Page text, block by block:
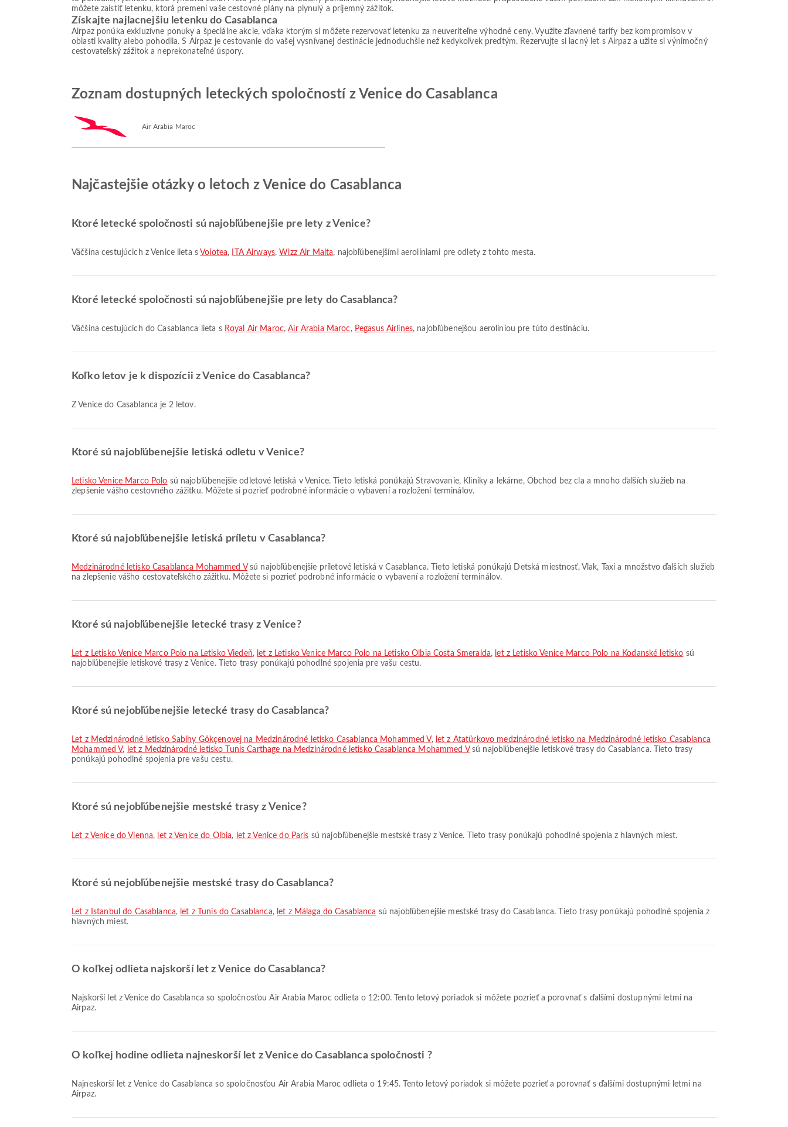
môžete zaistiť letenku, ktorá premení vaše cestovné plány na plynulý a príjemný zážitok.
Získajte najlacnejšiu letenku do Casablanca
Airpaz ponúka exkluzívne ponuky a špeciálne akcie, vďaka ktorým si môžete rezervovať letenku za neuveriteľne výhodné ceny. Využite zľavnené tarify bez kompromisov v
oblasti kvality alebo pohodlia. S Airpaz je cestovanie do vašej vysnívanej destinácie jednoduchšie než kedykoľvek predtým. Rezervujte si lacný let s Airpaz a užite si výnimočný
cestovateľský zážitok a neprekonateľné úspory.
Zoznam dostupných leteckých spoločností z Venice do Casablanca
Air Arabia Maroc
Najčastejšie otázky o letoch z Venice do Casablanca
Ktoré letecké spoločnosti sú najobľúbenejšie pre lety z Venice?
Väčšina cestujúcich z Venice lieta s Volotea, ITA Airways, Wizz Air Malta, najobľúbenejšími aerolíniami pre odlety z tohto mesta.
Ktoré letecké spoločnosti sú najobľúbenejšie pre lety do Casablanca?
Väčšina cestujúcich do Casablanca lieta s Royal Air Maroc,Air Arabia Maroc, Pegasus Airlines, najobľúbenejšou aerolíniou pre túto destináciu.
Koľko letov je k dispozícii z Venice do Casablanca?
Z Venice do Casablanca je 2 letov.
Ktoré sú najobľúbenejšie letiská odletu v Venice?
Letisko Venice Marco Polo sú najobľúbenejšie odletové letiská v Venice. Tieto letiská ponúkajú Stravovanie, Kliniky a lekárne, Obchod bez cla a mnoho ďalších služieb na
zlepšenie vášho cestovného zážitku. Môžete si pozrieť podrobné informácie o vybavení a rozložení terminálov.
Ktoré sú najobľúbenejšie letiská príletu v Casablanca?
Medzinárodné letisko Casablanca Mohammed Vsú najobľúbenejšie príletové letiská v Casablanca. Tieto letiská ponúkajú Detská miestnosť, Vlak, Taxi a množstvo ďalších služieb
na zlepšenie vášho cestovateľského zážitku. Môžete si pozrieť podrobné informácie o vybavení a rozložení terminálov.
Ktoré sú najobľúbenejšie letecké trasy z Venice?
let z Letisko Venice Marco Polo na Letisko Viedeň, let z Letisko Venice Marco Polo na Letisko Olbia Costa Smeralda, let z Letisko Venice Marco Polo na Kodanské letisko sú
najobľúbenejšie letiskové trasy z Venice. Tieto trasy ponúkajú pohodlné spojenia pre vašu cestu.
Ktoré sú nejobľúbenejšie letecké trasy do Casablanca?
let z Medzinárodné letisko Sabihy Gökçenovej na Medzinárodné letisko Casablanca Mohammed V, let z Atatürkovo medzinárodné letisko na Medzinárodné letisko Casablanca
Mohammed V, let z Medzinárodné letisko Tunis Carthage na Medzinárodné letisko Casablanca Mohammed Vsú najobľúbenejšie letiskové trasy do Casablanca. Tieto trasy
ponúkajú pohodlné spojenia pre vašu cestu.
Ktoré sú nejobľúbenejšie mestské trasy z Venice?
let z Venice do Vienna, let z Venice do Olbia, let z Venice do Paris sú najobľúbenejšie mestské trasy z Venice. Tieto trasy ponúkajú pohodlné spojenia z hlavných miest.
Ktoré sú nejobľúbenejšie mestské trasy do Casablanca?
let z Istanbul do Casablanca, let z Tunis do Casablanca, let z Málaga do Casablanca sú najobľúbenejšie mestské trasy do Casablanca. Tieto trasy ponúkajú pohodlné spojenia z
hlavných miest.
O koľkej odlieta najskorší let z Venice do Casablanca?
Najskorší let z Venice do Casablanca so spoločnosťou Air Arabia Maroc odlieta o 12:00. Tento letový poriadok si môžete pozrieť a porovnať s ďalšími dostupnými letmi na
Airpaz.
O koľkej hodine odlieta najneskorší let z Venice do Casablanca spoločnosti ?
Najneskorší let z Venice do Casablanca so spoločnosťou Air Arabia Maroc odlieta o 19:45. Tento letový poriadok si môžete pozrieť a porovnať s ďalšími dostupnými letmi na
Airpaz.